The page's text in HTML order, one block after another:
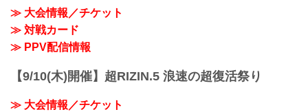
≫ 大会情報／チケット
≫ 対戦カード
≫ PPV配信情報
【9/10(木)開催】超RIZIN.5 浪速の超復活祭り
≫ 大会情報／チケット